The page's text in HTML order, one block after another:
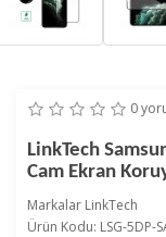
0
LinkTech
Cam Ekran
Markalar LinkTech
Ürün Kodu: LSG-5DP-